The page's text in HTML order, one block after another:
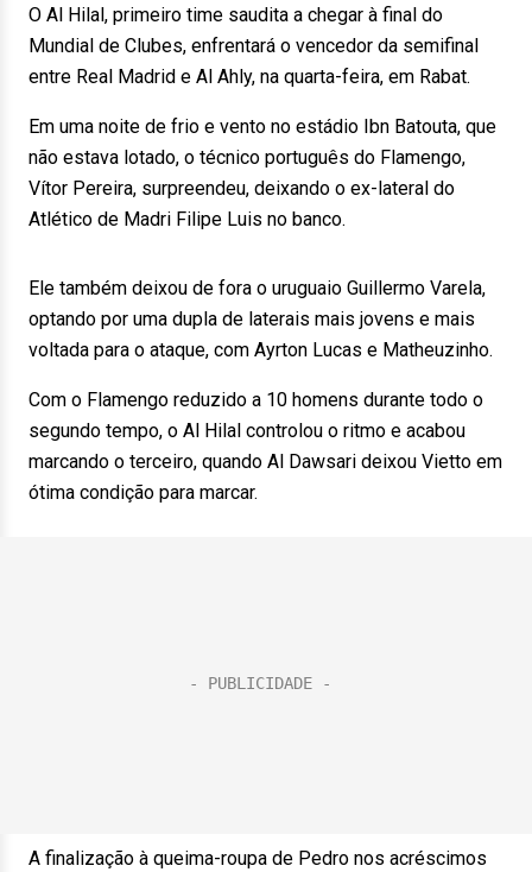
O Al Hilal, primeiro time saudita a chegar à final do
Mundial de Clubes, enfrentará o vencedor da semifinal
entre Real Madrid e Al Ahly, na quarta-feira, em Rabat.
Em uma noite de frio e vento no estádio Ibn Batouta, que
não estava lotado, o técnico português do Flamengo,
Vítor Pereira, surpreendeu, deixando o ex-lateral do
Atlético de Madri Filipe Luis no banco.
Ele também deixou de fora o uruguaio Guillermo Varela,
optando por uma dupla de laterais mais jovens e mais
voltada para o ataque, com Ayrton Lucas e Matheuzinho.
Com o Flamengo reduzido a 10 homens durante todo o
segundo tempo, o Al Hilal controlou o ritmo e acabou
marcando o terceiro, quando Al Dawsari deixou Vietto em
ótima condição para marcar.
A finalização à queima-roupa de Pedro nos acréscimos